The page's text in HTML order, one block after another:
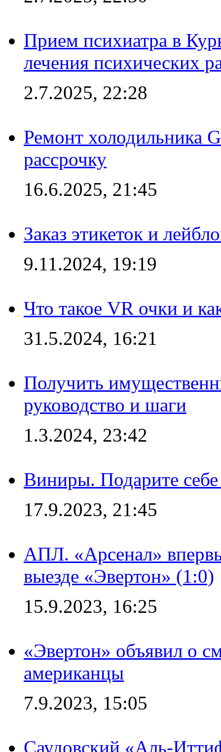
Прием психиатра в
лечения психических
2.7.2025, 22:28
Ремонт холодильника
рассрочку
16.6.2025, 21:45
Заказ этикеток и
9.11.2024, 19:19
Что такое VR очки и
31.5.2024, 16:21
Получить
руководство и шаги
1.3.2024, 23:42
Виниры. Подарите
17.9.2023, 21:45
АПЛ. «Арсенал»
выезде «Эвертон» (1:0)
15.9.2023, 16:25
«Эвертон» объявил о
американцы
7.9.2023, 15:05
Саудовский «Аль-